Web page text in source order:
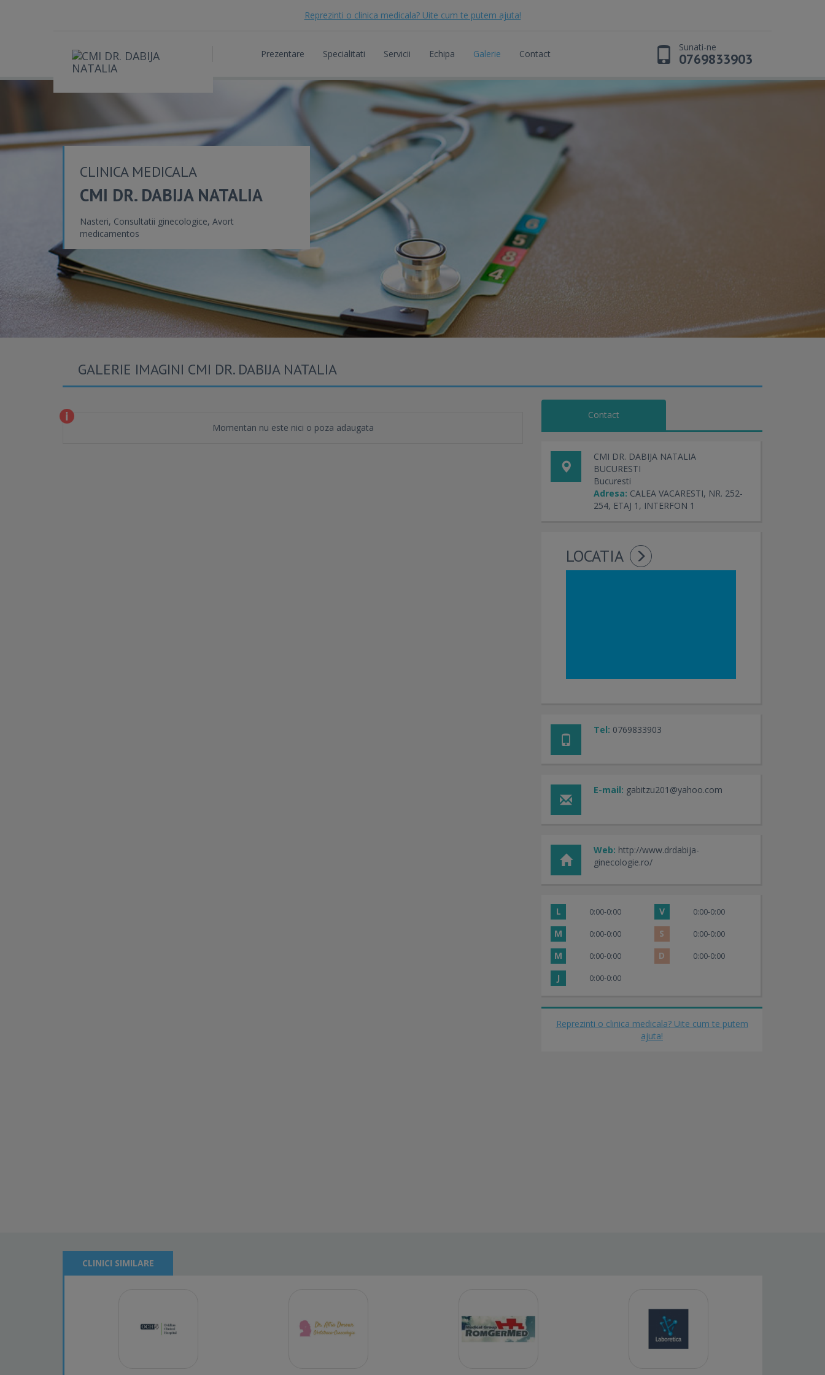
Reprezinti o clinica medicala? Uite cum te putem ajuta!
Prezentare Specialitati Servicii Echipa Galerie Contact
Sunati-ne
0769833903
CLINICA MEDICALA
CMI DR. DABIJA NATALIA
Nasteri, Consultatii ginecologice, Avort
medicamentos
GALERIE IMAGINI CMI DR. DABIJA NATALIA
Momentan nu este nici o poza adaugata
Contact
CMI DR. DABIJA NATALIA
BUCURESTI
Bucuresti
Adresa: CALEA VACARESTI, NR. 252-
254, ETAJ 1, INTERFON 1
LOCATIA
Tel: 0769833903
E-mail: gabitzu201@yahoo.com
Web: http://www.drdabija-
ginecologie.ro/
L 0:00-0:00 V 0:00-0:00
M 0:00-0:00 S 0:00-0:00
M 0:00-0:00 D 0:00-0:00
J 0:00-0:00
Reprezinti o clinica medicala? Uite cum te putem
ajuta!
CLINICI SIMILARE